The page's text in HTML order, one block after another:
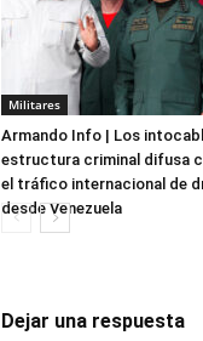
Militares
Armando Info | Los
estructura criminal difusa
el tráfico internacional de
desde Venezuela
Dejar una respuesta